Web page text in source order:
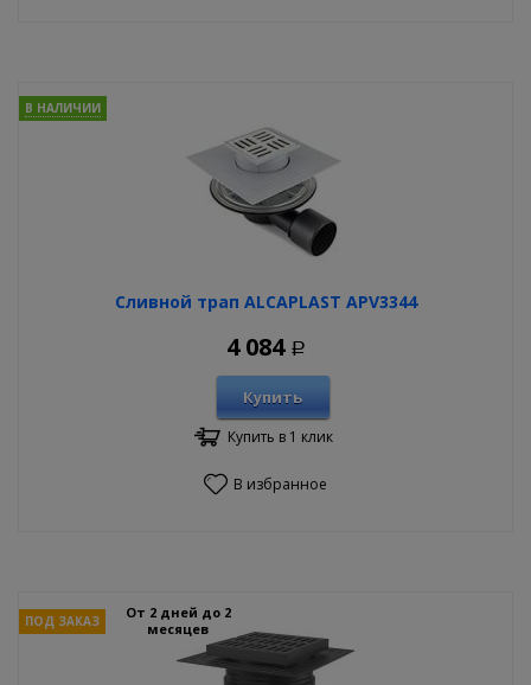
Сливной трап ALCAPLAST APV3344
В НАЛИЧИИ
4 084 Р
Купить
Купить в 1 клик
В избранное
ПОД ЗАКАЗ
От 2 дней до 2
месяцев